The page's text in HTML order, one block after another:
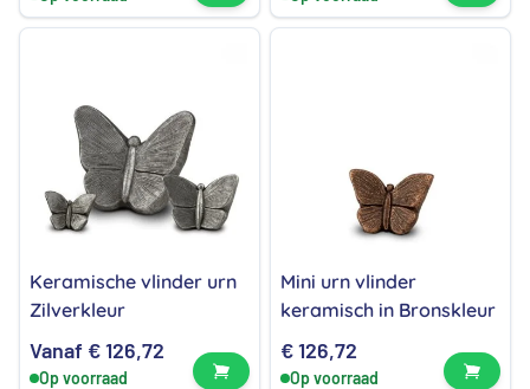
Keramische vlinder urn
Zilverkleur
Vanaf €126,72
Op voorraad Bekijk product
Mini urn vlinder
keramisch in Bronskleur
€126,72
Op voorraad